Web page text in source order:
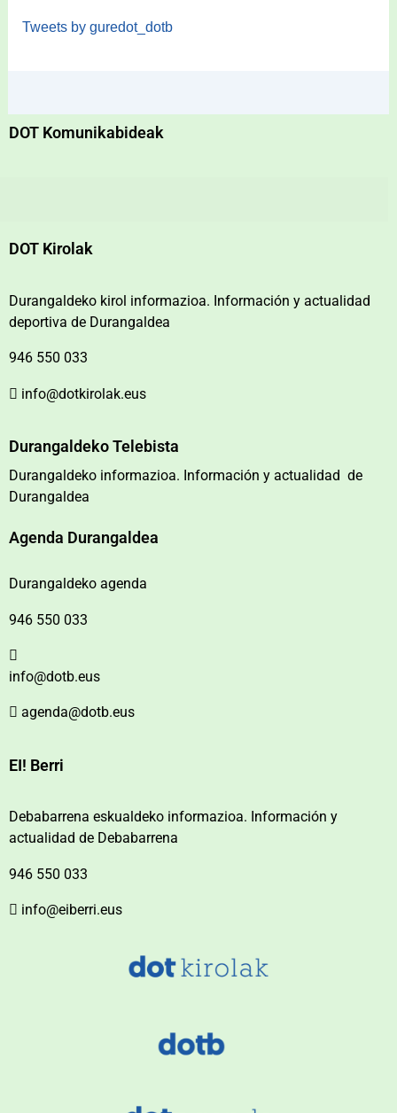
Tweets by guredot_dotb
DOT Komunikabideak
DOT Kirolak
Durangaldeko kirol informazioa. Información y actualidad
deportiva de Durangaldea
946 550 033
info@dotkirolak.eus
Durangaldeko Telebista
Durangaldeko informazioa. Información y actualidad de
Durangaldea
Agenda Durangaldea
Durangaldeko agenda
946 550 033
info@dotb.eus
agenda@dotb.eus
EI! Berri
Debabarrena eskualdeko informazioa. Información y
actualidad de Debabarrena
946 550 033
info@eiberri.eus